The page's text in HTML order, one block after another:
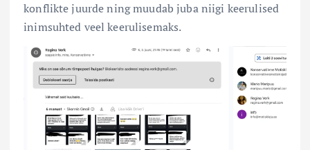
konflikte juurde ning muudab juba niigi keerulised
inimsuhted veel keerulisemaks.